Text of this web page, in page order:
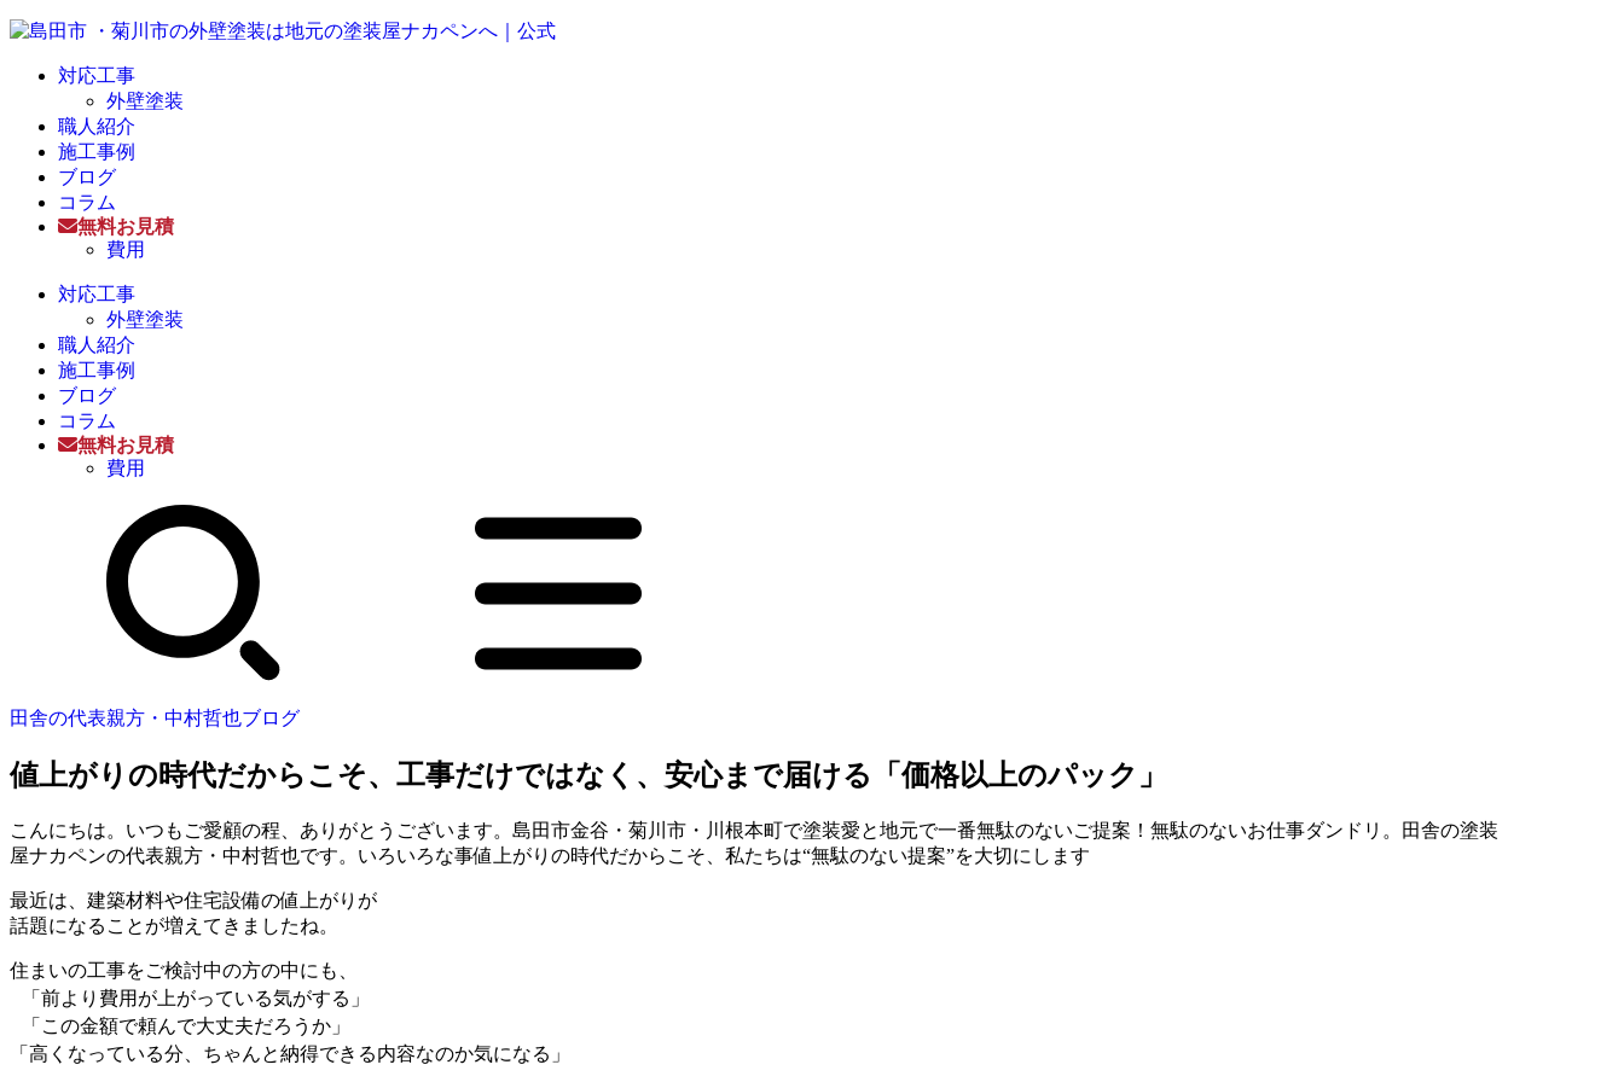
対応工事
外壁塗装
職人紹介
施工事例
ブログ
コラム
無料お見積
費用
対応工事
外壁塗装
職人紹介
施工事例
ブログ
コラム
無料お見積
費用
田舎の代表親方・中村哲也ブログ
値上がりの時代だからこそ、工事だけではなく、安心まで届ける「価格以上のパック」
こんにちは。いつもご愛顧の程、ありがとうございます。島田市金谷・菊川市・川根本町で塗装愛と地元で一番無駄のないご提案！無駄のないお仕事ダンドリ。田舎の塗装
屋ナカペンの代表親方・中村哲也です。いろいろな事値上がりの時代だからこそ、私たちは“無駄のない提案”を大切にします
最近は、建築材料や住宅設備の値上がりが
話題になることが増えてきましたね。
住まいの工事をご検討中の方の中にも、
「前より費用が上がっている気がする」
「この金額で頼んで大丈夫だろうか」
「高くなっている分、ちゃんと納得できる内容なのか気になる」